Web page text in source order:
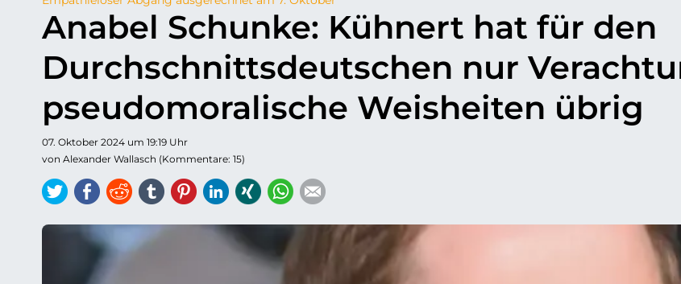
Anabel Schunke: Kühnert hat für den
Durchschnittsdeutschen nur
pseudomoralische Weisheiten übrig
07. Oktober 2024 um 19:19 Uhr
von Alexander Wallasch (Kommentare: 15)
TwitterFacebook
ReddittumblrPinterestLinkedIn
Xing WhatsApp